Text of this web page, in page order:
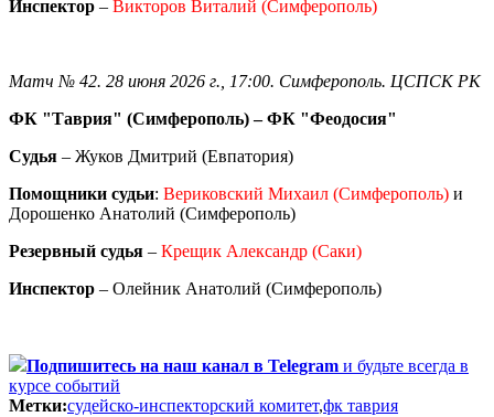
Инспектор – Викторов Виталий (Симферополь)
Матч № 42. 28 июня 2026 г., 17:00. Симферополь. ЦСПСК РК
ФК "Таврия" (Симферополь) – ФК "Феодосия"
Судья – Жуков Дмитрий (Евпатория)
Помощники судьи: Вериковский Михаил (Симферополь) и
Дорошенко Анатолий (Симферополь)
Резервный судья – Крещик Александр (Саки)
Инспектор – Олейник Анатолий (Симферополь)
Подпишитесь на наш канал в Telegram и будьте всегда в
курсе событий
Метки:судейско-инспекторский комитет,фк таврия